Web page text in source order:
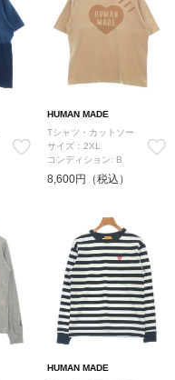
HUMAN MADE
Tシャツ・カットソー
サイズ：2XL
コンディション: B
8,600円（税込）
HUMAN MADE